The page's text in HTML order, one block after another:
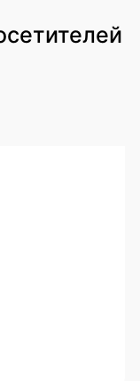
мы можем сделать
потребительском
На самом деле это
подобного типа
данных и вашего
залога, можете не
и паспортные